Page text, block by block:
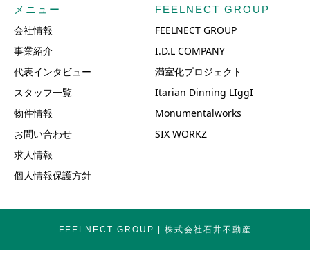
メニュー
会社情報
事業紹介
代表インタビュー
スタッフ一覧
物件情報
お問い合わせ
求人情報
個人情報保護方針
FEELNECT GROUP
FEELNECT GROUP
I.D.L COMPANY
満室化プロジェクト
Itarian Dinning LIggI
Monumentalworks
SIX WORKZ
FEELNECT GROUP | 株式会社石井不動産